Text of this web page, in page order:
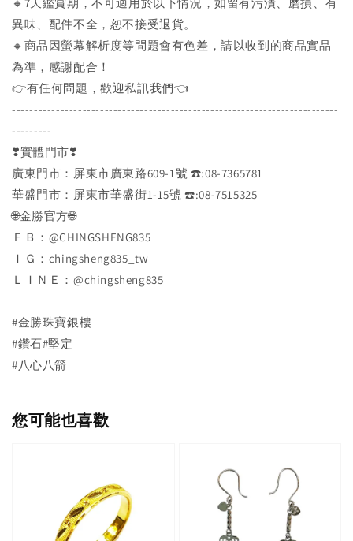
異味、配件不全，恕不接受退貨。
🔸商品因螢幕解析度等問題會有色差，請以收到的商品實品
為準，感謝配合！
👉️有任何問題，歡迎私訊我們👈️
--------------------------------------------------------------------------
---------
❣️實體門市❣️
廣東門市：屏東市廣東路609-1號 ☎️:08-7365781
華盛門市：屏東市華盛街1-15號 ☎️:08-7515325
🌐金勝官方🌐
ＦＢ：@CHINGSHENG835
ＩＧ：chingsheng835_tw
ＬＩＮＥ：@chingsheng835
#金勝珠寶銀樓
#鑽石#堅定
#八心八箭
您可能也喜歡